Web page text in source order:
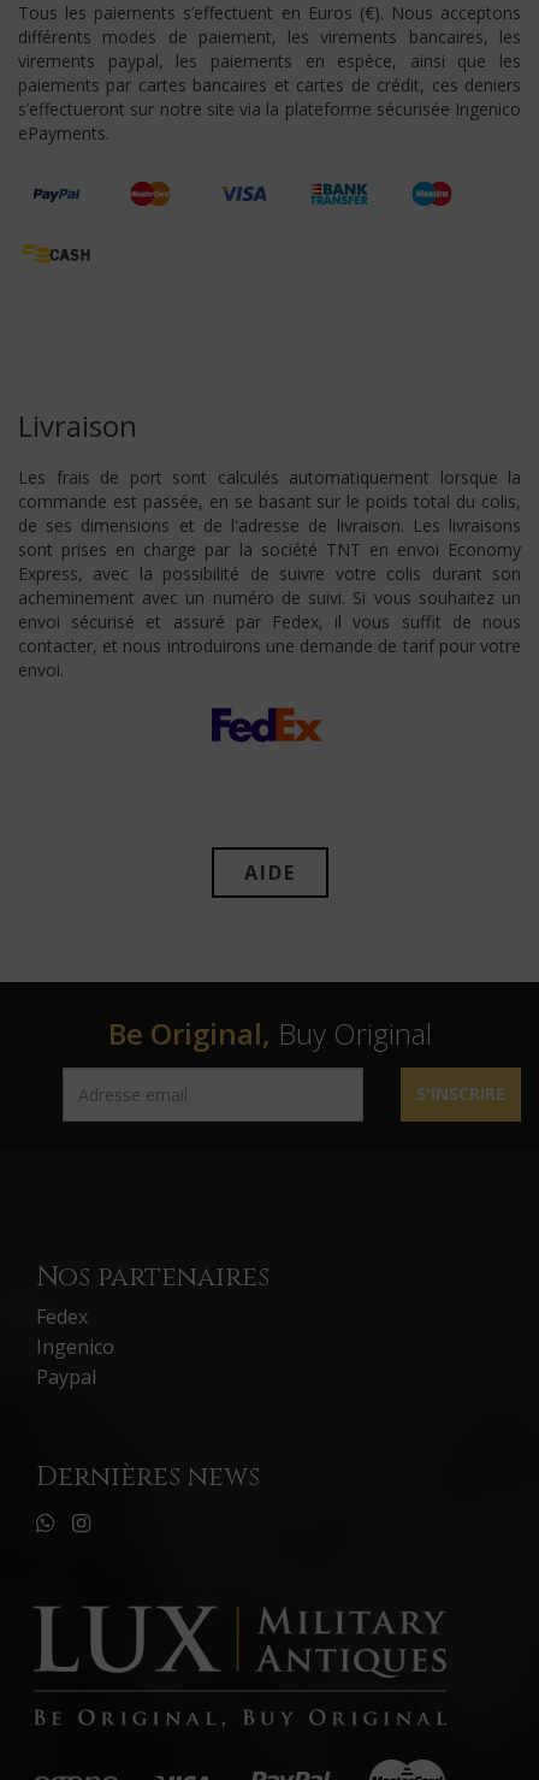
Tous les paiements s’effectuent en Euros (€). Nous acceptons
différents modes de paiement, les virements bancaires, les
virements paypal, les paiements en espèce, ainsi que les
paiements par cartes bancaires et cartes de crédit, ces deniers
s’effectueront sur notre site via la plateforme sécurisée Ingenico
ePayments.
Livraison
Les frais de port sont calculés automatiquement lorsque la
commande est passée, en se basant sur le poids total du colis,
de ses dimensions et de l'adresse de livraison. Les livraisons
sont prises en charge par la société TNT en envoi Economy
Express, avec la possibilité de suivre votre colis durant son
acheminement avec un numéro de suivi. Si vous souhaitez un
envoi sécurisé et assuré par Fedex, il vous suffit de nous
contacter, et nous introduirons une demande de tarif pour votre
envoi.
AIDE
Be Original, Buy Original
S'INSCRIRE
Nos partenaires
Fedex
Ingenico
Paypal
Dernières news